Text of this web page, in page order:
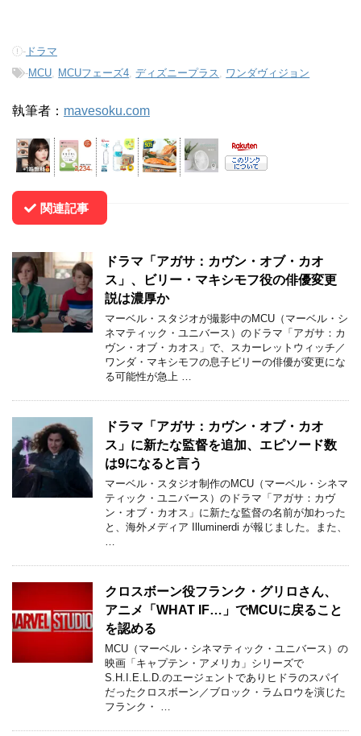
- ドラマ
-MCU MCUフェーズ4 ,ディズニープラス ワンダヴィジョン
執筆者： mavesoku.com
関連記事
ドラマ「アガサ：カヴン・オブ・カオ
ス」、ビリー・マキシモフ役の俳優変更
説は濃厚か
マーベル・スタジオが撮影中のMCU（マーベル・シ
ネマティック・ユニバース）のドラマ「アガサ：カ
ヴン・オブ・カオス」で、スカーレットウィッチ／
ワンダ・マキシモフの息子ビリーの俳優が変更にな
る可能性が急上 …
ドラマ「アガサ：カヴン・オブ・カオ
ス」に新たな監督を追加、エピソード数
は9になると言う
マーベル・スタジオ制作のMCU（マーベル・シネマ
ティック・ユニバース）のドラマ「アガサ：カヴ
ン・オブ・カオス」に新たな監督の名前が加わった
と、海外メディア Illuminerdi が報じました。また、
クロスボーン役フランク・グリロさん、
アニメ「WHAT IF…」でMCUに戻ること
を認める
MCU（マーベル・シネマティック・ユニバース）の
映画「キャプテン・アメリカ」シリーズで
S.H.I.E.L.D.のエージェントでありヒドラのスパイ
だったクロスボーン／ブロック・ラムロウを演じた
フランク・ …